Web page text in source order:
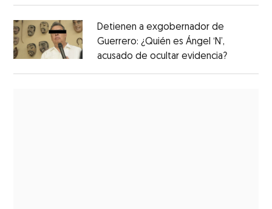
Detienen a exgobernador de
Guerrero: ¿Quién es Ángel ‘N’,
acusado de ocultar evidencia?